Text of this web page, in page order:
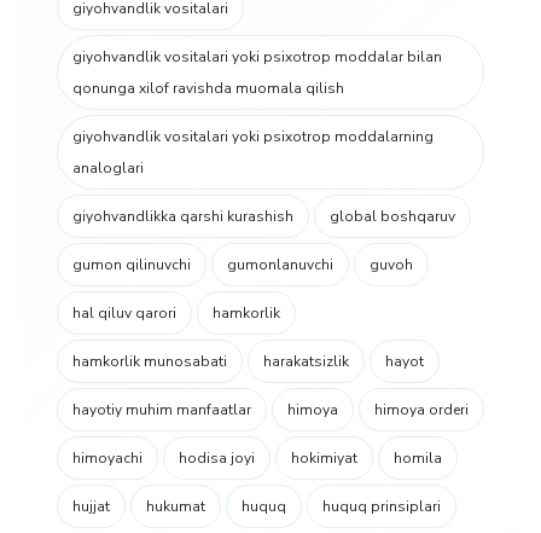
giyohvandlik vositalari
giyohvandlik vositalari yoki psixotrop moddalar bilan
qonunga xilof ravishda muomala qilish
giyohvandlik vositalari yoki psixotrop moddalarning
analoglari
giyohvandlikka qarshi kurashish global boshqaruv
gumon qilinuvchi gumonlanuvchi guvoh
hal qiluv qarori hamkorlik
hamkorlik munosabati harakatsizlik hayot
hayotiy muhim manfaatlar himoya himoya orderi
himoyachi hodisa joyi hokimiyat homila
hujjat hukumat huquq huquq prinsiplari